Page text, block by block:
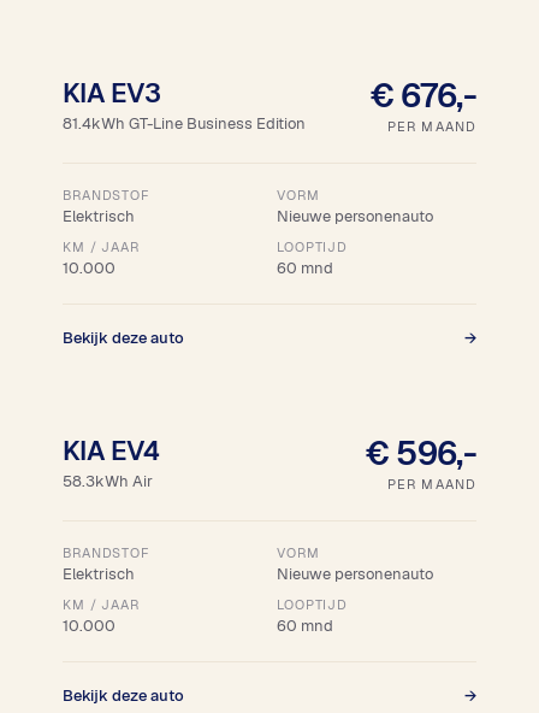
KIA EV3
81.4kWh GT-Line Business Edition
€ 676,-
PER MAAND
BRANDSTOF
Elektrisch
VORM
Nieuwe personenauto
KM / JAAR
10.000
LOOPTIJD
60 mnd
Bekijk deze auto →
KIA EV4
58.3kWh Air
€ 596,-
PER MAAND
BRANDSTOF
Elektrisch
VORM
Nieuwe personenauto
KM / JAAR
10.000
LOOPTIJD
60 mnd
Bekijk deze auto →